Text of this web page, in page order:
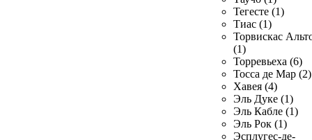
Тегесте (1)
Тиас (1)
Торвискас
(1)
Торревьеха (6)
Тосса де Мар (2)
Хавея (4)
Эль Дуке (1)
Эль Кабле (1)
Эль Рок (1)
Эсплугес-де-